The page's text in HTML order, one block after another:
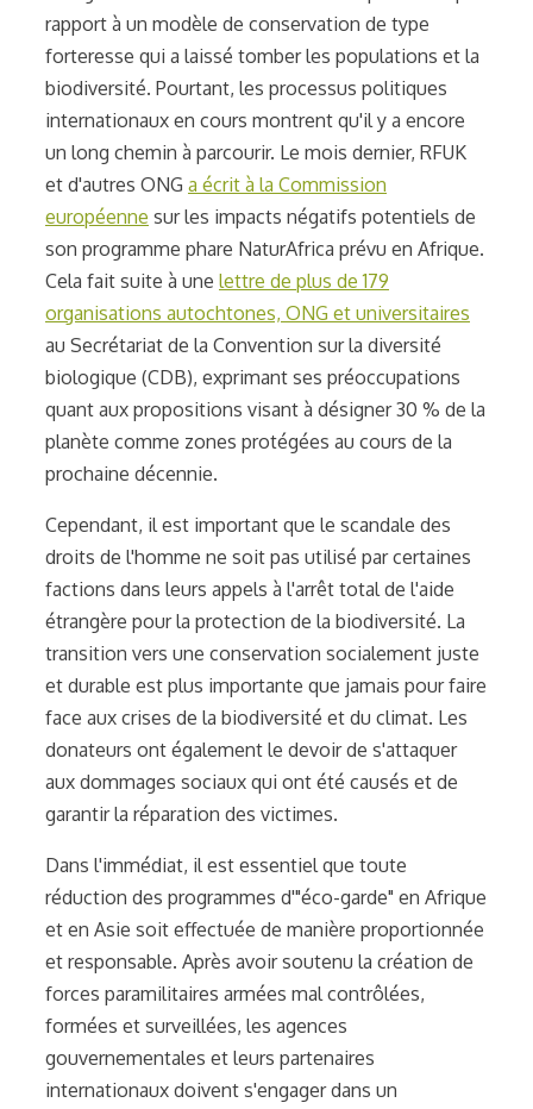
rapport à un modèle de conservation de type
forteresse qui a laissé tomber les populations et la
biodiversité. Pourtant, les processus politiques
internationaux en cours montrent qu'il y a encore
un long chemin à parcourir. Le mois dernier, RFUK
et d'autres ONG a écrit à la Commission
européenne sur les impacts négatifs potentiels de
son programme phare NaturAfrica prévu en Afrique.
Cela fait suite à une lettre de plus de 179
organisations autochtones, ONG et universitaires
au Secrétariat de la Convention sur la diversité
biologique (CDB), exprimant ses préoccupations
quant aux propositions visant à désigner 30 % de la
planète comme zones protégées au cours de la
prochaine décennie.
Cependant, il est important que le scandale des
droits de l'homme ne soit pas utilisé par certaines
factions dans leurs appels à l'arrêt total de l'aide
étrangère pour la protection de la biodiversité. La
transition vers une conservation socialement juste
et durable est plus importante que jamais pour faire
face aux crises de la biodiversité et du climat. Les
donateurs ont également le devoir de s'attaquer
aux dommages sociaux qui ont été causés et de
garantir la réparation des victimes.
Dans l'immédiat, il est essentiel que toute
réduction des programmes d'"éco-garde" en Afrique
et en Asie soit effectuée de manière proportionnée
et responsable. Après avoir soutenu la création de
forces paramilitaires armées mal contrôlées,
formées et surveillées, les agences
gouvernementales et leurs partenaires
internationaux doivent s'engager dans un